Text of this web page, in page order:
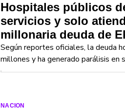
Hospitales públicos
servicios y solo
millonaria deuda de
Según reportes oficiales, la deuda
millones y ha generado parálisis en
NACION